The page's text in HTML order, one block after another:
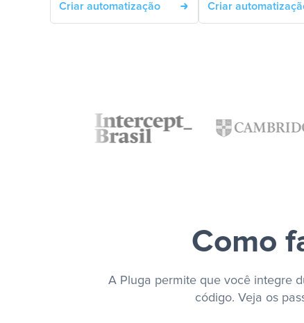
Criar automatização Criar
Como
A Pluga permite que você integre
código. Veja os